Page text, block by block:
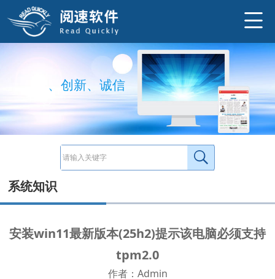
创新、 诚信
系统知识
安装win11最新版本(25h2)提示该电脑必须支持
tpm2.0
作者：Admin